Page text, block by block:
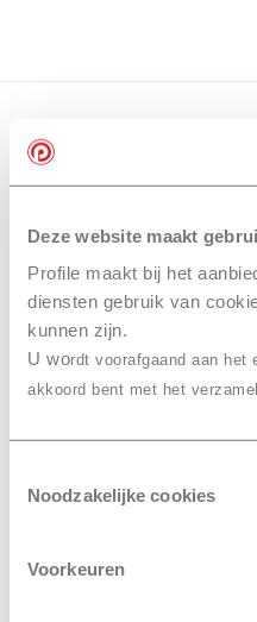
Deze website maakt
Profile maakt bij het
diensten gebruik van
kunnen zijn.
U wordt voorafgaand aan het
akkoord bent met het
Noodzakelijke cookies
Voorkeuren